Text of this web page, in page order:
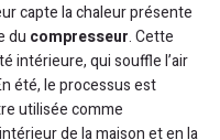
capte la chaleur présente
du compresseur. Cette
intérieure, qui souffle l’air
été, le processus est
utilisée comme
de la maison et en la